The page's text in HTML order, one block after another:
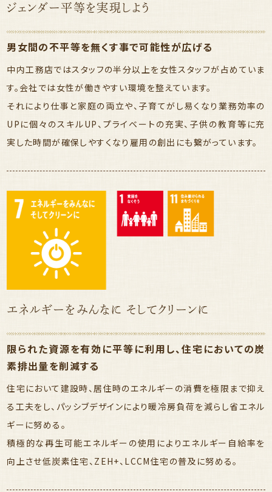
ジェンダー平等を実現しよう
男女間の不平等を無くす事で可能性が広げる
中内工務店ではスタッフの半分以上を女性スタッフが占めていま
す。会社では女性が働きやすい環境を整えています。
それにより仕事と家庭の両立や、子育てがし易くなり業務効率の
UPに個々のスキルUP、プライベートの充実、子供の教育等に充
実した時間が確保しやすくなり雇用の創出にも繋がっています。
エネルギーをみんなに そしてクリーンに
限られた資源を有効に平等に利用し、住宅においての炭
素排出量を削減する
住宅において建設時、居住時のエネルギーの消費を極限まで抑え
る工夫をし、パッシブデザインにより暖冷房負荷を減らし省エネル
ギーに努める。
積極的な再生可能エネルギーの使用によりエネルギー自給率を
向上させ低炭素住宅、ZEH+、LCCM住宅の普及に努める。